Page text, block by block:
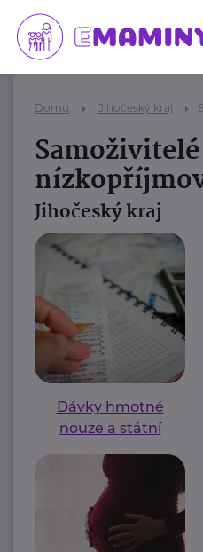
Domů Jihočeský kraj
Jihočeský kraj
Dávky hmotné
nouze a státní